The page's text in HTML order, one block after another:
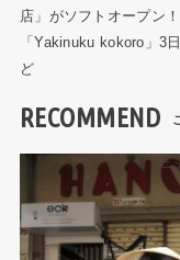
店」がソフトオープン
「Yakinuku kokoro」3
ど
RECOMMEND
ニ